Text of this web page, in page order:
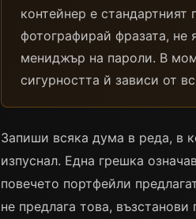
контейнер е
фотографирай фразата, не
мениджър на пароли. В
сигурността й зависи от
Запиши всяка дума в реда, в
изпуснал. Една грешка
повечето портфейли
не предлага това,